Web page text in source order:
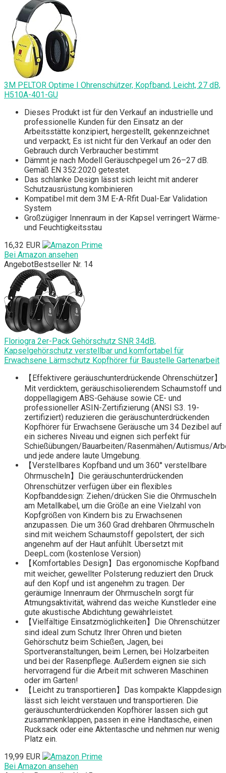
3M PELTOR Optime I Ohrenschützer, Kopfband, Leicht, 27 dB,
H510A-401-GU
Dieses Produkt ist für den Verkauf an industrielle und
professionelle Kunden für den Einsatz an der
Arbeitsstätte konzipiert, hergestellt, gekennzeichnet
und verpackt; Es ist nicht für den Verkauf an oder den
Gebrauch durch Verbraucher bestimmt
Dämmt je nach Modell Geräuschpegel um 26–27 dB.
Gemäß EN 352:2020 getestet.
Das schlanke Design lässt sich leicht mit anderer
Schutzausrüstung kombinieren
Kompatibel mit dem 3M E-A-Rfit Dual-Ear Validation
System
Großzügiger Innenraum in der Kapsel verringert Wärme-
und Feuchtigkeitsstau
16,32 EUR
Bei Amazon ansehen
AngebotBestseller Nr. 14
Floriogra 2er-Pack Gehörschutz SNR 34dB,
Kapselgehörschutz verstellbar und komfortabel für
Erwachsene Lärmschutz Kopfhörer für Baustelle Gartenarbeit
【Effektivere geräuschunterdrückende Ohrenschützer】
Mit verdicktem, geräuschisolierendem Schaumstoff und
doppellagigem ABS-Gehäuse sowie CE- und
professioneller ASIN-Zertifizierung (ANSI S3. 19-
zertifiziert) reduzieren die geräuschunterdrückenden
Kopfhörer für Erwachsene Geräusche um 34 Dezibel auf
ein sicheres Niveau und eignen sich perfekt für
Schießübungen/Bauarbeiten/Rasenmähen/Autismus/
und jede andere laute Umgebung.
【Verstellbares Kopfband und um 360° verstellbare
Ohrmuscheln】Die geräuschunterdrückenden
Ohrenschützer verfügen über ein flexibles
Kopfbanddesign: Ziehen/drücken Sie die Ohrmuscheln
am Metallkabel, um die Größe an eine Vielzahl von
Kopfgrößen von Kindern bis zu Erwachsenen
anzupassen. Die um 360 Grad drehbaren Ohrmuscheln
sind mit weichem Schaumstoff gepolstert, der sich
angenehm auf der Haut anfühlt. Übersetzt mit
DeepL.com (kostenlose Version)
【Komfortables Design】Das ergonomische Kopfband
mit weicher, gewellter Polsterung reduziert den Druck
auf den Kopf und ist angenehm zu tragen. Der
geräumige Innenraum der Ohrmuscheln sorgt für
Atmungsaktivität, während das weiche Kunstleder eine
gute akustische Abdichtung gewährleistet.
【Vielfältige Einsatzmöglichkeiten】Die Ohrenschützer
sind ideal zum Schutz Ihrer Ohren und bieten
Gehörschutz beim Schießen, Jagen, bei
Sportveranstaltungen, beim Lernen, bei Holzarbeiten
und bei der Rasenpflege. Außerdem eignen sie sich
hervorragend für die Arbeit mit schweren Maschinen
oder im Garten!
【Leicht zu transportieren】Das kompakte Klappdesign
lässt sich leicht verstauen und transportieren. Die
geräuschunterdrückenden Kopfhörer lassen sich gut
zusammenklappen, passen in eine Handtasche, einen
Rucksack oder eine Aktentasche und nehmen nur wenig
Platz ein.
19,99 EUR
Bei Amazon ansehen